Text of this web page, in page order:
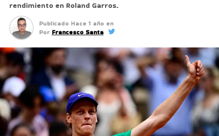
rendimiento en Roland Garros.
Publicado Hace 1 año en
Por Francesco Santa